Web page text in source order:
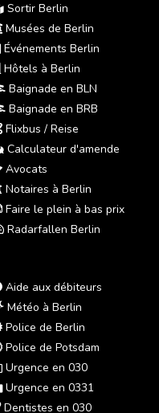
Sortir Berlin
Musées de Berlin
Événements Berlin
Hôtels à Berlin
Baignade en BLN
Baignade en BRB
Flixbus / Reise
Calculateur d'amende
Avocats
Notaires à Berlin
Faire le plein à bas prix
Radarfallen Berlin
Aide aux débiteurs
Météo à Berlin
Police de Berlin
Police de Potsdam
Urgence en 030
Urgence en 0331
Dentistes en 030